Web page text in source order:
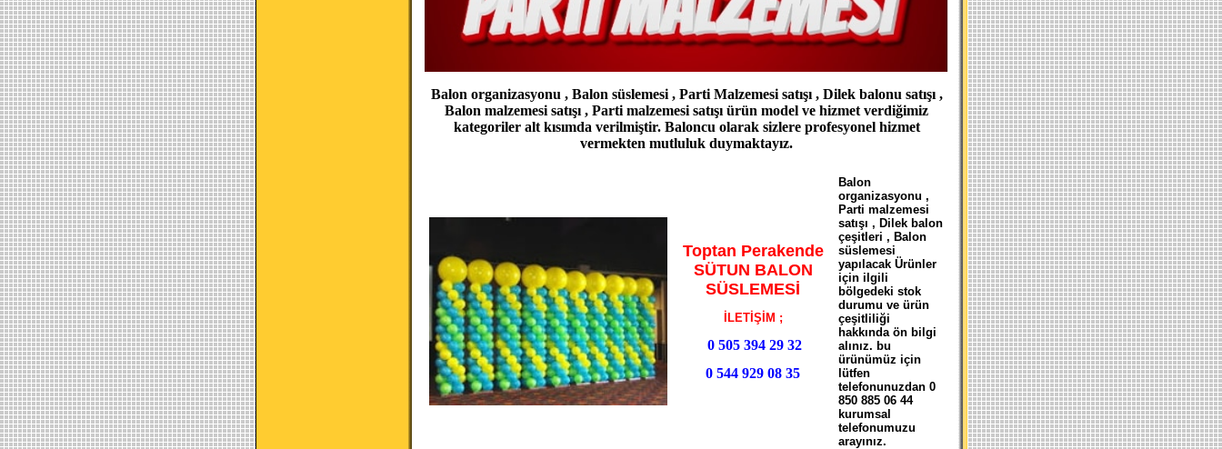
Balon organizasyonu , Balon süslemesi , Parti Malzemesi satışı , Dilek balonu satışı ,
Balon malzemesi satışı , Parti malzemesi satışı ürün model ve hizmet verdiğimiz
kategoriler alt kısımda verilmiştir. Baloncu olarak sizlere profesyonel hizmet
vermekten mutluluk duymaktayız.
Toptan Perakende
SÜTUN BALON
SÜSLEMESİ
İLETİŞİM ;
0 505 394 29 32
0 544 929 08 35
Balon
organizasyonu ,
Parti malzemesi
satışı , Dilek balon
çeşitleri , Balon
süslemesi
yapılacak Ürünler
için ilgili
bölgedeki stok
durumu ve ürün
çeşitliliği
hakkında ön bilgi
alınız. bu
ürünümüz için
lütfen
telefonunuzdan 0
850 885 06 44
kurumsal
telefonumuzu
arayınız.